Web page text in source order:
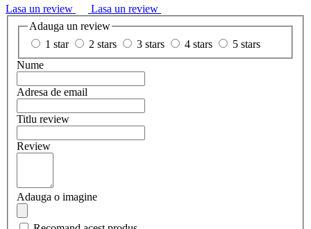
Lasa un review
Lasa un review
Adauga un review
1 star
2 stars 3 stars 4 stars
5 stars
Nume
Adresa de email
Titlu review
Review
Adauga o imagine